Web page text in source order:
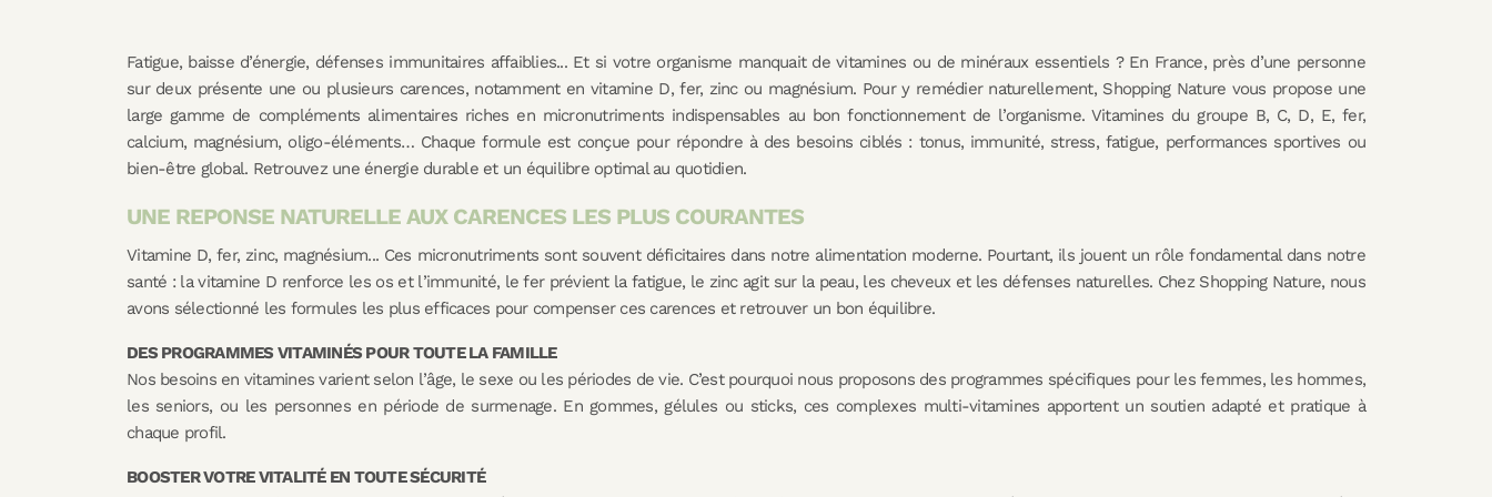
Fatigue, baisse d’énergie, défenses immunitaires affaiblies... Et si votre organisme manquait de vitamines ou de minéraux essentiels ? En France, près d’une personne
sur deux présente une ou plusieurs carences, notamment en vitamine D, fer, zinc ou magnésium. Pour y remédier naturellement, Shopping Nature vous propose une
large gamme de compléments alimentaires riches en micronutriments indispensables au bon fonctionnement de l’organisme. Vitamines du groupe B, C, D, E, fer,
calcium, magnésium, oligo-éléments… Chaque formule est conçue pour répondre à des besoins ciblés : tonus, immunité, stress, fatigue, performances sportives ou
bien-être global. Retrouvez une énergie durable et un équilibre optimal au quotidien.
UNE REPONSE NATURELLE AUX CARENCES LES PLUS COURANTES
Vitamine D, fer, zinc, magnésium... Ces micronutriments sont souvent déficitaires dans notre alimentation moderne. Pourtant, ils jouent un rôle fondamental dans notre
santé : la vitamine D renforce les os et l’immunité, le fer prévient la fatigue, le zinc agit sur la peau, les cheveux et les défenses naturelles. Chez Shopping Nature, nous
avons sélectionné les formules les plus efficaces pour compenser ces carences et retrouver un bon équilibre.
DES PROGRAMMES VITAMINÉS POUR TOUTE LA FAMILLE
Nos besoins en vitamines varient selon l’âge, le sexe ou les périodes de vie. C’est pourquoi nous proposons des programmes spécifiques pour les femmes, les hommes,
les seniors, ou les personnes en période de surmenage. En gommes, gélules ou sticks, ces complexes multi-vitamines apportent un soutien adapté et pratique à
chaque profil.
BOOSTER VOTRE VITALITÉ EN TOUTE SÉCURITÉ